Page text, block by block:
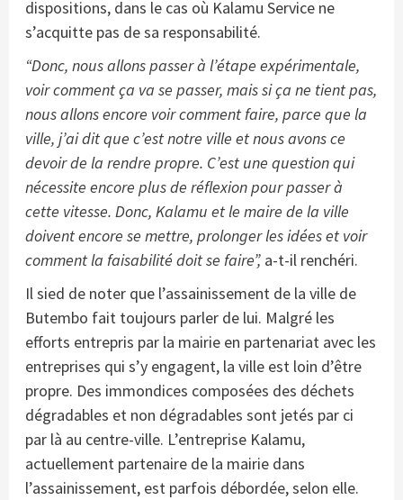
dispositions, dans le cas où Kalamu Service ne
s’acquitte pas de sa responsabilité.
“Donc, nous allons passer à l’étape expérimentale,
voir comment ça va se passer, mais si ça ne tient pas,
nous allons encore voir comment faire, parce que la
ville, j’ai dit que c’est notre ville et nous avons ce
devoir de la rendre propre. C’est une question qui
nécessite encore plus de réflexion pour passer à
cette vitesse. Donc, Kalamu et le maire de la ville
doivent encore se mettre, prolonger les idées et voir
comment la faisabilité doit se faire”, a-t-il renchéri.
Il sied de noter que l’assainissement de la ville de
Butembo fait toujours parler de lui. Malgré les
efforts entrepris par la mairie en partenariat avec les
entreprises qui s’y engagent, la ville est loin d’être
propre. Des immondices composées des déchets
dégradables et non dégradables sont jetés par ci
par là au centre-ville. L’entreprise Kalamu,
actuellement partenaire de la mairie dans
l’assainissement, est parfois débordée, selon elle.